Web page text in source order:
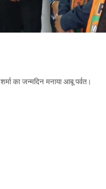
का जन्मदिन मनाया आबू पर्वत।